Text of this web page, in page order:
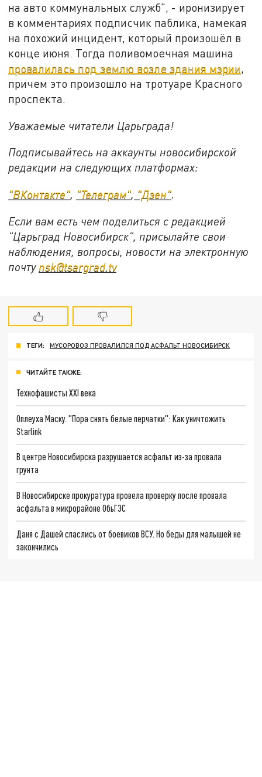
на авто коммунальных служб", - иронизирует
в комментариях подписчик паблика, намекая
на похожий инцидент, который произошёл в
конце июня. Тогда поливомоечная машина
провалилась под землю возле здания мэрии,
причем это произошло на тротуаре Красного
проспекта.
Уважаемые читатели Царьграда!
Подписывайтесь на аккаунты новосибирской
редакции на следующих платформах:
"ВКонтакте", "Телеграм", "Дзен".
Если вам есть чем поделиться с редакцией
"Царьград Новосибирск", присылайте свои
наблюдения, вопросы, новости на электронную
почту nsk@tsargrad.tv
ТЕГИ: МУСОРОВОЗ ПРОВАЛИЛСЯ ПОД АСФАЛЬТ НОВОСИБИРСК
ЧИТАЙТЕ ТАКЖЕ:
Технофашисты XXI века
Оплеуха Маску. "Пора снять белые перчатки": Как уничтожить
Starlink
В центре Новосибирска разрушается асфальт из-за провала
грунта
В Новосибирске прокуратура провела проверку после провала
асфальта в микрорайоне ОбьГЭС
Даня с Дашей спаслись от боевиков ВСУ. Но беды для малышей не
закончились